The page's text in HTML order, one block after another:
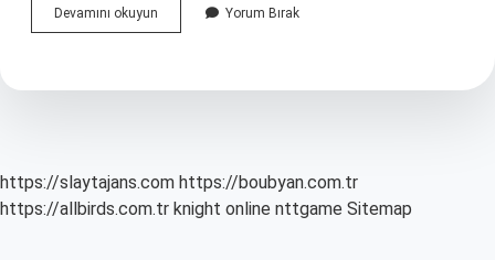
Devamını okuyun Arzuhalci
Ne
Yorum Bırak
https://slaytajans.com https://boubyan.com.tr
https://allbirds.com.tr knight online nttgame Sitemap